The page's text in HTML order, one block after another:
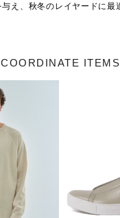
COORDINATE ITEMS